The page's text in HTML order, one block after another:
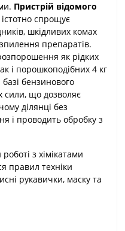
Пристрій відомого
істотно спрощує
шкідливих комах
препаратів.
як рідких
і порошкоподібних 4 кг
бензинового
сили, що дозволяє
ділянці без
і проводить обробку з
з хімікатами
правил техніки
рукавички, маску та